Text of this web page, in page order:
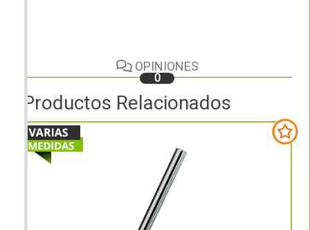
OPINIONES
0
Productos Relacionados